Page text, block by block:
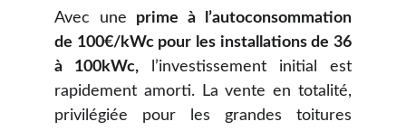
Avec une prime à l’autoconsommation
de 100€/kWc pour les installations de 36
à 100kWc, l’investissement initial est
rapidement amorti. La vente en totalité,
privilégiée pour les grandes toitures